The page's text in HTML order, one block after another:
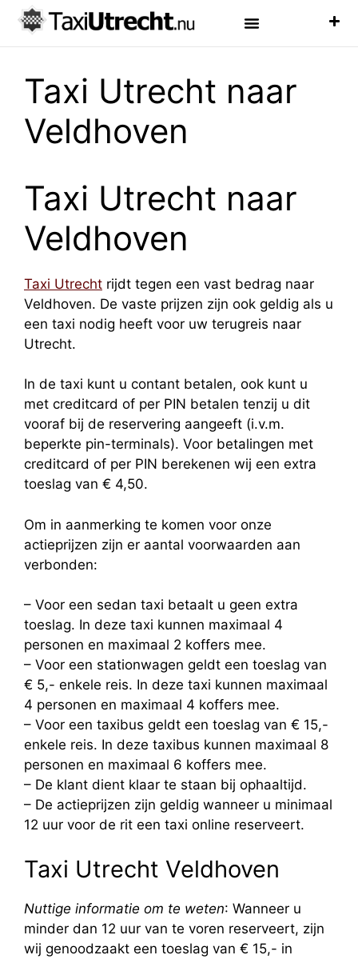
Taxi Utrecht naar
Veldhoven
Taxi Utrecht naar
Veldhoven
Taxi Utrecht rijdt tegen een vast bedrag naar
Veldhoven. De vaste prijzen zijn ook geldig als u
een taxi nodig heeft voor uw terugreis naar
Utrecht.
In de taxi kunt u contant betalen, ook kunt u
met creditcard of per PIN betalen tenzij u dit
vooraf bij de reservering aangeeft (i.v.m.
beperkte pin-terminals). Voor betalingen met
creditcard of per PIN berekenen wij een extra
toeslag van € 4,50.
Om in aanmerking te komen voor onze
actieprijzen zijn er aantal voorwaarden aan
verbonden:
– Voor een sedan taxi betaalt u geen extra
toeslag. In deze taxi kunnen maximaal 4
personen en maximaal 2 koffers mee.
– Voor een stationwagen geldt een toeslag van
€ 5,- enkele reis. In deze taxi kunnen maximaal
4 personen en maximaal 4 koffers mee.
– Voor een taxibus geldt een toeslag van € 15,-
enkele reis. In deze taxibus kunnen maximaal 8
personen en maximaal 6 koffers mee.
– De klant dient klaar te staan bij ophaaltijd.
– De actieprijzen zijn geldig wanneer u minimaal
12 uur voor de rit een taxi online reserveert.
Taxi Utrecht Veldhoven
Nuttige informatie om te weten: Wanneer u
minder dan 12 uur van te voren reserveert, zijn
wij genoodzaakt een toeslag van € 15,- in